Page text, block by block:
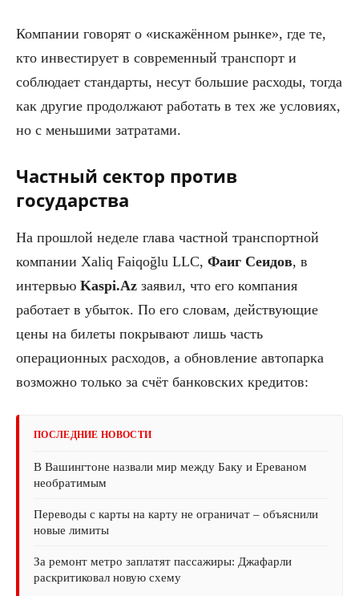
Компании говорят о «искажённом рынке», где те,
кто инвестирует в современный транспорт и
соблюдает стандарты, несут большие расходы, тогда
как другие продолжают работать в тех же условиях,
но с меньшими затратами.
Частный сектор против
государства
На прошлой неделе глава частной транспортной
компании Xaliq Faiqoğlu LLC, Фаиг Сеидов, в
интервью Kaspi.Az заявил, что его компания
работает в убыток. По его словам, действующие
цены на билеты покрывают лишь часть
операционных расходов, а обновление автопарка
возможно только за счёт банковских кредитов:
ПОСЛЕДНИЕ НОВОСТИ
В Вашингтоне назвали мир между Баку и Ереваном
необратимым
Переводы с карты на карту не ограничат – объяснили
новые лимиты
За ремонт метро заплатят пассажиры: Джафарли
раскритиковал новую схему